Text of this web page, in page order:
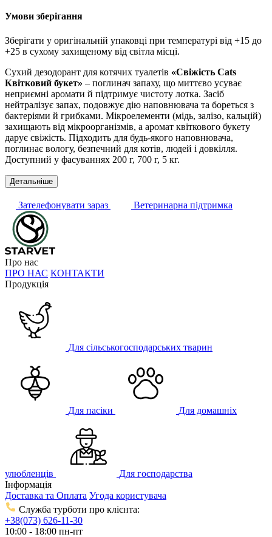
Умови зберігання
Зберігати у оригінальній упаковці при температурі від +15 до
+25 в сухому захищеному від світла місці.
Сухий дезодорант для котячих туалетів «Свіжість Cats
Квітковий букет» – поглинач запаху, що миттєво усуває
неприємні аромати й підтримує чистоту лотка. Засіб
нейтралізує запах, подовжує дію наповнювача та бореться з
бактеріями й грибками. Мікроелементи (мідь, залізо, кальцій)
захищають від мікроорганізмів, а аромат квіткового букету
дарує свіжість. Підходить для будь-якого наповнювача,
поглинає вологу, безпечний для котів, людей і довкілля.
Доступний у фасуваннях 200 г, 700 г, 5 кг.
Детальніше
Зателефонувати зараз Ветеринарна підтримка
Про нас
ПРО НАС КОНТАКТИ
Продукція
Для сільськогосподарських тварин
Для пасіки Для домашніх
улюбленців
Для господарства
Інформація
Доставка та Оплата Угода користувача
Служба турботи про клієнта:
+38(073) 626-11-30
10:00 - 18:00 пн-пт